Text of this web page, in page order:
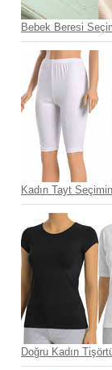
Bebek Beresi
Kadın Tayt
Doğru Kadın